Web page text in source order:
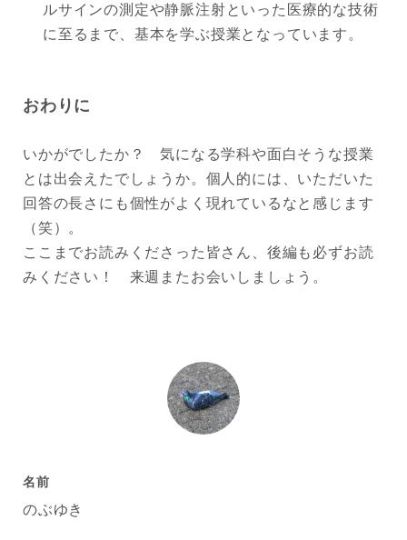
ルサインの測定や静脈注射といった医療的な技術
に至るまで、基本を学ぶ授業となっています。
おわりに
いかがでしたか？ 気になる学科や面白そうな授業
とは出会えたでしょうか。個人的には、いただいた
回答の長さにも個性がよく現れているなと感じます
（笑）。
ここまでお読みくださった皆さん、後編も必ずお読
みください！ 来週またお会いしましょう。
名前
のぶゆき